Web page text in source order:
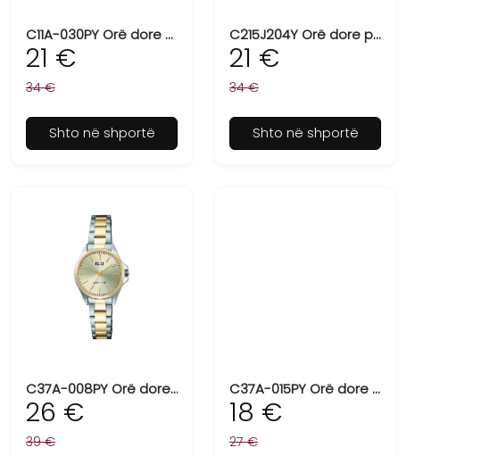
C11A-030PY Orë dore për femra Q&Q
21 €
34 €
Shto në shportë
C215J204Y Orë dore për femra Q&Q
21 €
34 €
Shto në shportë
C37A-008PY Orë dore për femra Q&Q
26 €
39 €
C37A-015PY Orë dore për femra Q&Q
18 €
27 €